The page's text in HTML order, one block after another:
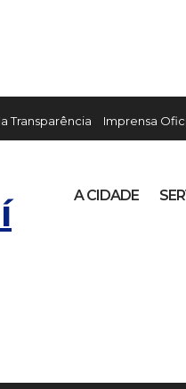
Transparência Imprensa
A CIDADE